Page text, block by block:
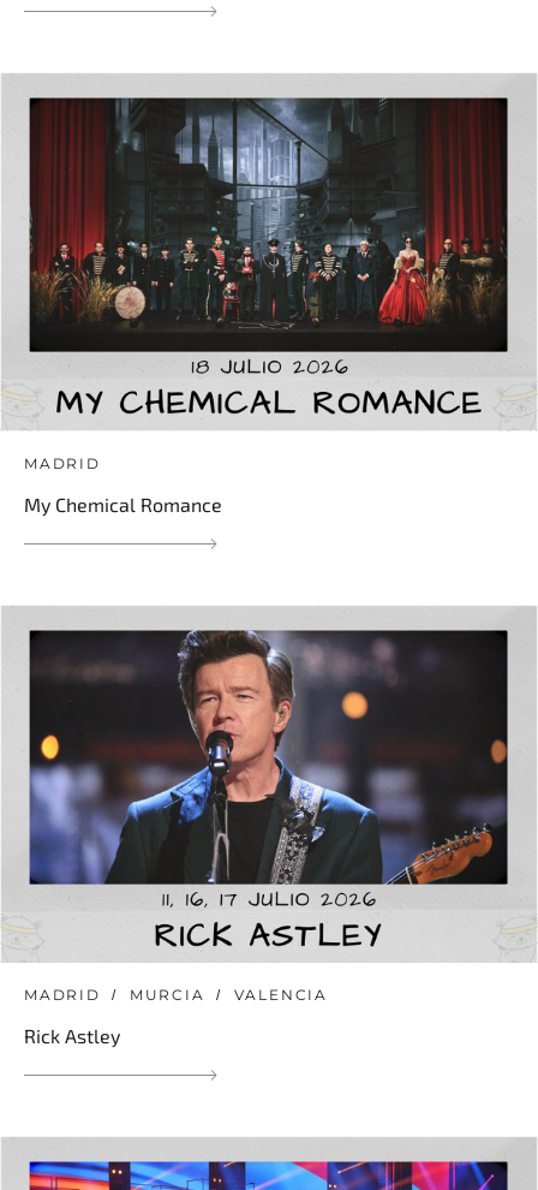
MADRID
My Chemical Romance
MADRID MURCIA VALENCIA
Rick Astley